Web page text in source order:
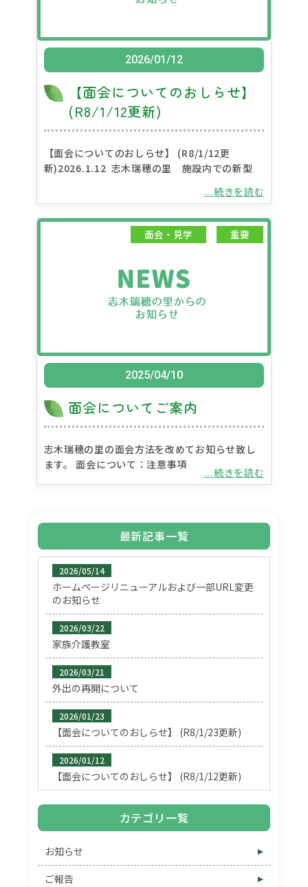
2026/01/12
【面会についてのおしらせ】
(R8/1/12更新)
【面会についてのおしらせ】 (R8/1/12更
新)2026.1.12 志木瑞穂の里 施設内での新型
...続きを読む
2025/04/10
面会についてご案内
面会・見学 重要
志木瑞穂の里の面会方法を改めてお知らせ致し
ます。 面会について：注意事項
...続きを読む
最新記事一覧
2026/05/14
ホームページリニューアルおよび一部URL変更
のお知らせ
2026/03/22
家族介護教室
2026/03/21
外出の再開について
2026/01/23
【面会についてのおしらせ】 (R8/1/23更新)
2026/01/12
【面会についてのおしらせ】 (R8/1/12更新)
カテゴリ一覧
お知らせ
ご報告